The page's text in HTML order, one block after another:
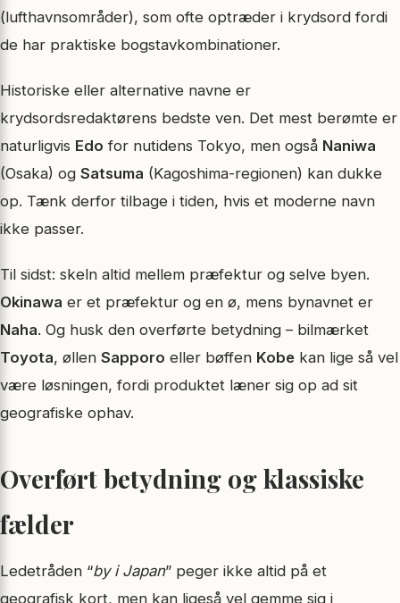
(lufthavnsområder), som ofte optræder i krydsord fordi
de har praktiske bogstavkombinationer.
Historiske eller alternative navne er
krydsordsredaktørens bedste ven. Det mest berømte er
naturligvis Edo for nutidens Tokyo, men også Naniwa
(Osaka) og Satsuma (Kagoshima-regionen) kan dukke
op. Tænk derfor tilbage i tiden, hvis et moderne navn
ikke passer.
Til sidst: skeln altid mellem præfektur og selve byen.
Okinawa er et præfektur og en ø, mens bynavnet er
Naha. Og husk den overførte betydning – bilmærket
Toyota, øllen Sapporo eller bøffen Kobe kan lige så vel
være løsningen, fordi produktet læner sig op ad sit
geografiske ophav.
Overført betydning og klassiske
fælder
Ledetråden “by i Japan” peger ikke altid på et
geografisk kort, men kan ligeså vel gemme sig i